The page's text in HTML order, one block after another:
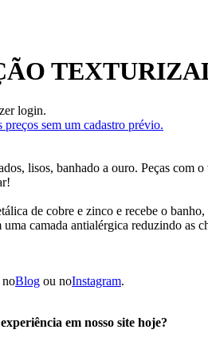
login.
sem um cadastro prévio.
lisos, banhado a ouro. Peças com
de cobre e zinco e recebe o
camada antialérgica reduzindo as
noBlog ou noInstagram.
em nosso site hoje?